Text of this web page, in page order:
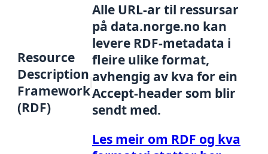
Resource
Description
Framework
(RDF)
Alle URL-ar til ressursar
på data.norge.no kan
levere RDF-metadata i
fleire ulike format,
avhengig av kva for ein
Accept-header som blir
sendt med.
Les meir om RDF og kva